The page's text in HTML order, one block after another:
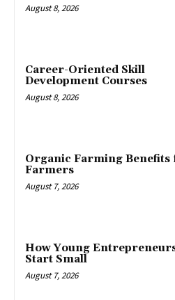
August 8, 2026
Career-Oriented Skill
Development Courses
August 8, 2026
Organic Farming Benefits
Farmers
August 7, 2026
How Young
Start Small
August 7, 2026